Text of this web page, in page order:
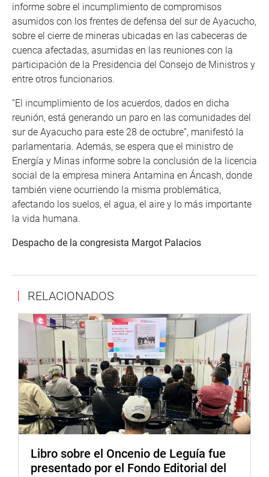
informe sobre el incumplimiento de compromisos
asumidos con los frentes de defensa del sur de Ayacucho,
sobre el cierre de mineras ubicadas en las cabeceras de
cuenca afectadas, asumidas en las reuniones con la
participación de la Presidencia del Consejo de Ministros y
entre otros funcionarios.
“El incumplimiento de los acuerdos, dados en dicha
reunión, está generando un paro en las comunidades del
sur de Ayacucho para este 28 de octubre”, manifestó la
parlamentaria. Además, se espera que el ministro de
Energía y Minas informe sobre la conclusión de la licencia
social de la empresa minera Antamina en Áncash, donde
también viene ocurriendo la misma problemática,
afectando los suelos, el agua, el aire y lo más importante
la vida humana.
Despacho de la congresista Margot Palacios
RELACIONADOS
Libro sobre el Oncenio de Leguía fue
presentado por el Fondo Editorial del